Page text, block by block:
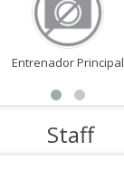
Entrenador Principal
Staff